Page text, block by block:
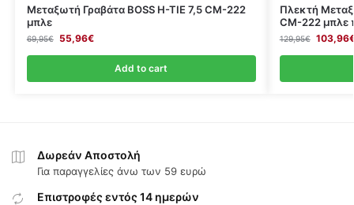
Μεταξωτή Γραβάτα BOSS Η-ΤΙΕ 7,5 CΜ-222
μπλε
69,95€ 55,96€
Add to cart
Πλεκτή
CΜ-222 μπλε
129,95€ 103,96
Δωρεάν Αποστολή
Για παραγγελίες άνω των 59 ευρώ
Επιστροφές εντός 14 ημερών